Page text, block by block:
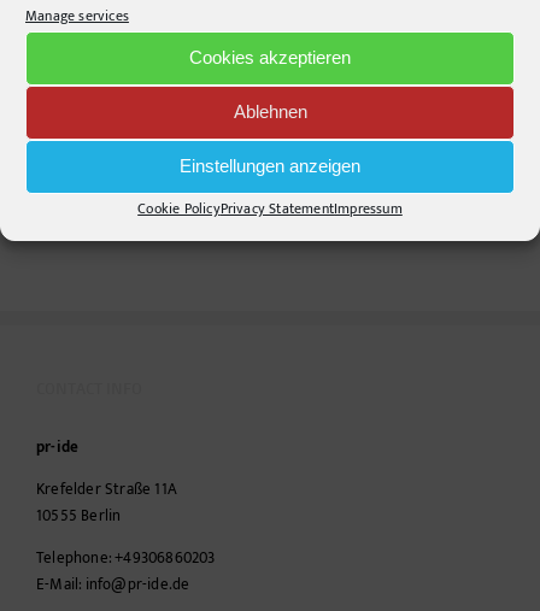
Manage services
Cookies akzeptieren
Ablehnen
Einstellungen anzeigen
Cookie PolicyPrivacy StatementImpressum
Design Fischgräte
pr-ide
Krefelder Straße 11A
10555 Berlin
Telephone:+49306860203
E-Mail: info@pr-ide.de